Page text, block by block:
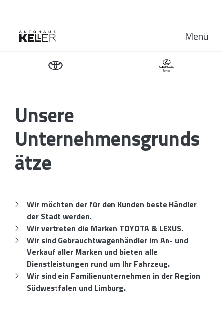
Menü
Unsere
Unternehmensgrunds
ätze
Wir möchten der für den Kunden beste Händler
der Stadt werden.
Wir vertreten die Marken TOYOTA & LEXUS.
Wir sind Gebrauchtwagenhändler im An- und
Verkauf aller Marken und bieten alle
Dienstleistungen rund um Ihr Fahrzeug.
Wir sind ein Familienunternehmen in der Region
Südwestfalen und Limburg.